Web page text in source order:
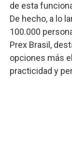
de esta
De hecho, a lo
100.000
Prex Brasil,
opciones más
practicidad y